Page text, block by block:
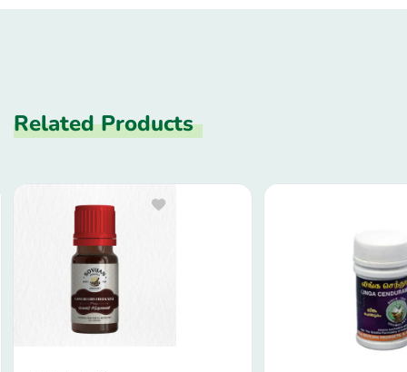
Related Products